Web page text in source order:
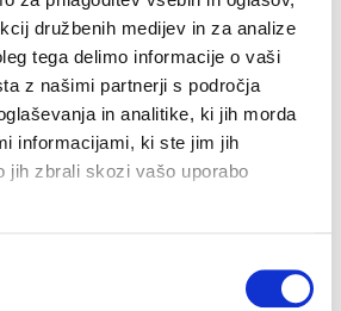
družbenih medijev in za analize
tega delimo informacije o vaši
z našimi partnerji s področja
in analitike, ki jih morda
informacijami, ki ste jim jih
jih zbrali skozi vašo uporabo
DODAJ V KOŠARICO